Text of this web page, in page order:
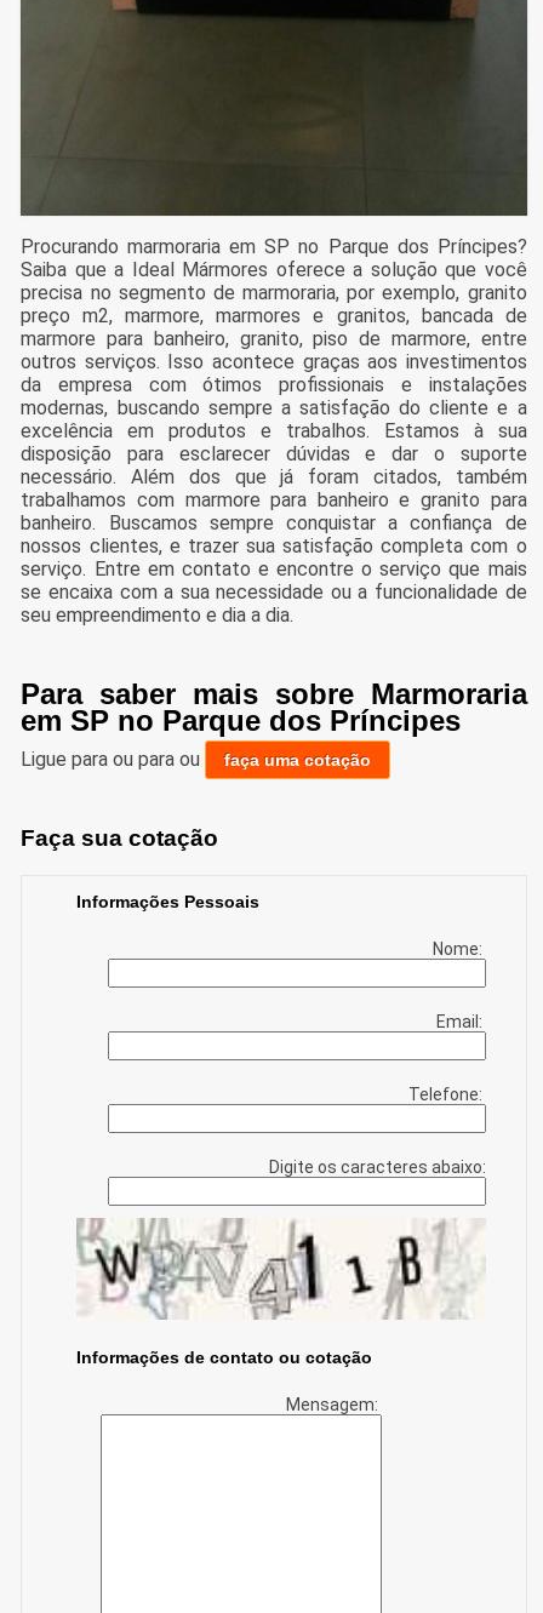
Procurando marmoraria em SP no Parque dos Príncipes?
Saiba que a Ideal Mármores oferece a solução que você
precisa no segmento de marmoraria, por exemplo, granito
preço m2, marmore, marmores e granitos, bancada de
marmore para banheiro, granito, piso de marmore, entre
outros serviços. Isso acontece graças aos investimentos
da empresa com ótimos profissionais e instalações
modernas, buscando sempre a satisfação do cliente e a
excelência em produtos e trabalhos. Estamos à sua
disposição para esclarecer dúvidas e dar o suporte
necessário. Além dos que já foram citados, também
trabalhamos com marmore para banheiro e granito para
banheiro. Buscamos sempre conquistar a confiança de
nossos clientes, e trazer sua satisfação completa com o
serviço. Entre em contato e encontre o serviço que mais
se encaixa com a sua necessidade ou a funcionalidade de
seu empreendimento e dia a dia.
Para saber mais sobre Marmoraria
em SP no Parque dos Príncipes
Ligue paraou paraou faça uma cotação
Faça sua cotação
Informações Pessoais
Nome:
Email:
Telefone:
Digite os caracteres abaixo:
Informações de contato ou cotação
Mensagem: